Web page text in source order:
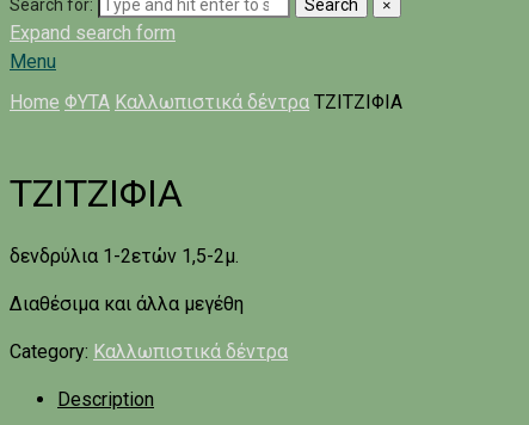
Search for: Search ×
Expand search form
Menu
Home ΦΥΤΑ Καλλωπιστικά δέντρα ΤΖΙΤΖΙΦΙΑ
ΤΖΙΤΖΙΦΙΑ
δενδρύλια 1-2ετών 1,5-2μ.
Διαθέσιμα και άλλα μεγέθη
Category: Καλλωπιστικά δέντρα
Description